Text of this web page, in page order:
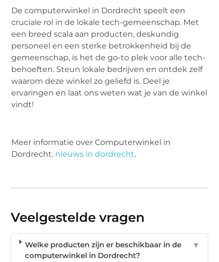
De computerwinkel in Dordrecht speelt een
cruciale rol in de lokale tech-gemeenschap. Met
een breed scala aan producten, deskundig
personeel en een sterke betrokkenheid bij de
gemeenschap, is het de go-to plek voor alle tech-
behoeften. Steun lokale bedrijven en ontdek zelf
waarom deze winkel zo geliefd is. Deel je
ervaringen en laat ons weten wat je van de winkel
vindt!
Meer informatie over Computerwinkel in
Dordrecht. nieuws in dordrecht.
Veelgestelde vragen
Welke producten zijn er beschikbaar in de
computerwinkel in Dordrecht?
▼